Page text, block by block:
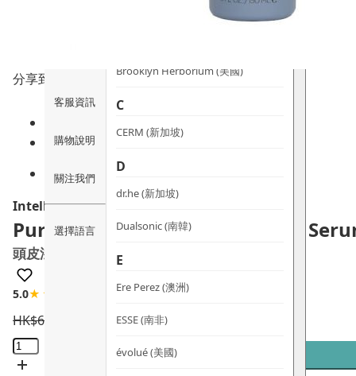
客服資訊
購物說明
關注我們
選擇語言
Brooklyn Herborium (美國)
C
CERM (新加坡)
D
dr.he (新加坡)
Dualsonic (南韓)
E
Ere Perez (澳洲)
ESSE (南非)
évolué (美國)
分享到
Intelligent I-N
Pure Plenty™ Nourishing Scalp
頭皮滋養生髮精華
5.0★★★★★ 2 評論
HK$668.0
601.2
頭
皮